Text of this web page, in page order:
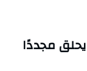
مجددًا